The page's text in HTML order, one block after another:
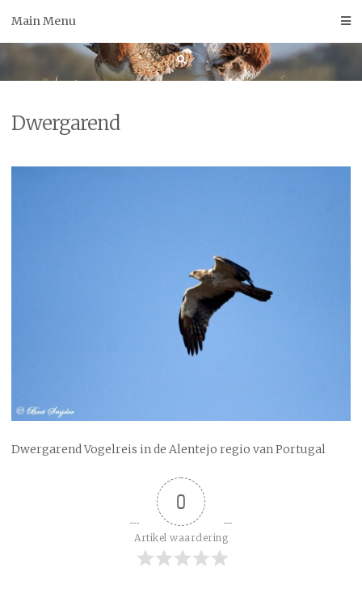
Main Menu
Dwergarend
Dwergarend Vogelreis in de Alentejo regio van Portugal
0
Artikel waardering